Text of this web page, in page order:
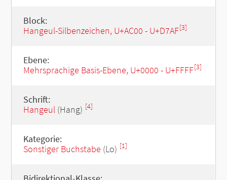
Block:
Hangeul-Silbenzeichen, U+AC00 - U+D7AF[3]
Ebene:
Mehrsprachige Basis-Ebene, U+0000 - U+FFFF[3]
Schrift:
Hangeul(Hang) [4]
Kategorie:
Sonstiger Buchstabe (Lo) [1]